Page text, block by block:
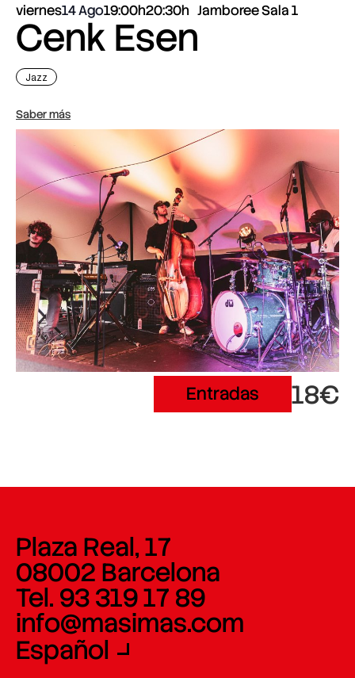
viernes14 Ago19:00h20:30h Jamboree Sala 1
Cenk Esen
Jazz
Saber más
Entradas 18€
Plaza Real, 17
08002 Barcelona
Tel. 93 319 17 89
info@masimas.com
Español